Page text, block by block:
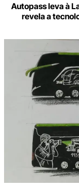
Autopass leva à
revela a